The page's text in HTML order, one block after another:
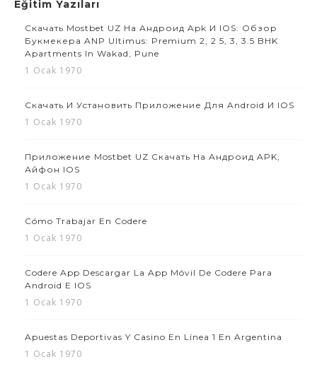
Eğitim Yazıları
Скачать Mostbet UZ На Андроид Apk И IOS: Обзор
Букмекера ANP Ultimus: Premium 2, 2 5, 3, 3.5 BHK
Apartments In Wakad, Pune
1 Ocak 1970
Скачать И Установить Приложение Для Android И IOS
1 Ocak 1970
Приложение Mostbet UZ Скачать На Андроид APK,
Айфон IOS
1 Ocak 1970
Cómo Trabajar En Codere
1 Ocak 1970
Codere App Descargar La App Móvil De Codere Para
Android E IOS
1 Ocak 1970
Apuestas Deportivas Y Casino En Línea 1 En Argentina
1 Ocak 1970